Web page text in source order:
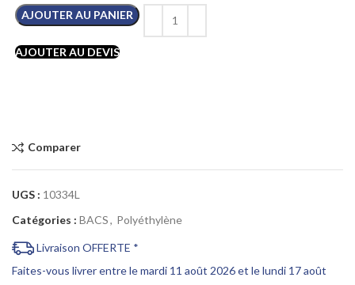
AJOUTER AU PANIER
AJOUTER AU DEVIS
Comparer
UGS : 10334L
Catégories : BACS, Polyéthylène
Livraison OFFERTE *
Faites-vous livrer entre le mardi 11 août 2026 et le lundi 17 août